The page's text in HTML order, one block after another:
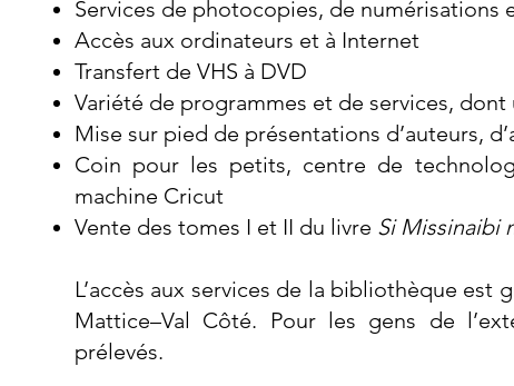
Services de photocopies, de numérisations
Accès aux ordinateurs et à Internet
Transfert de VHS à DVD
Variété de programmes et de services,
Mise sur pied de présentations d’auteurs,
Coin pour les petits, centre de
machine Cricut
Vente des tomes I et II du livre Si Missinaibi
L’accès aux services de la bibliothèque
Mattice–Val Côté. Pour les gens de
prélevés.